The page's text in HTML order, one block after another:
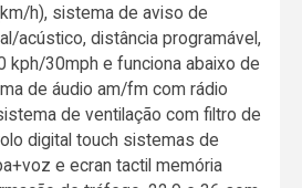
h), sistema de aviso de
acústico, distância programável,
kph/30mph e funciona abaixo de
de áudio am/fm com rádio
de ventilação com filtro de
digital touch sistemas de
e ecran tactil memória